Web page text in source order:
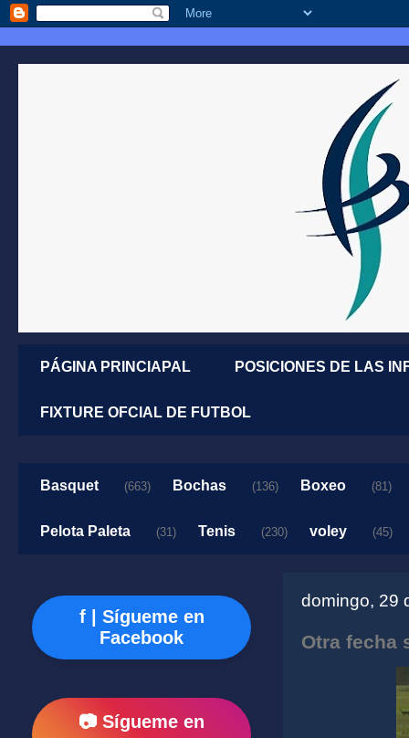
PÁGINA PRINCIAPAL POSICIONES DE LAS
FIXTURE OFCIAL DE FUTBOL
Basquet (663) Bochas (136) Boxeo (81)
Pelota Paleta (31) Tenis (230) voley (45)
domingo, 29
Otra fecha
f | Sígueme en
Facebook
📷 Sígueme en